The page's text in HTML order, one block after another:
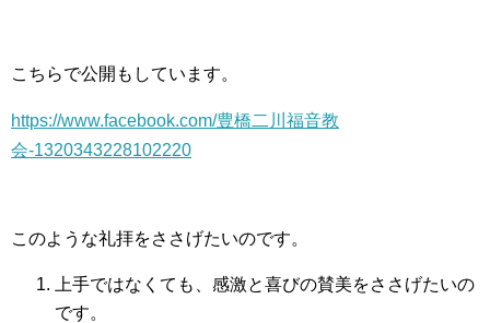
こちらで公開もしています。
https://www.facebook.com/豊橋二川福音教
会-1320343228102220
このような礼拝をささげたいのです。
上手ではなくても、感激と喜びの賛美をささげたいの
です。